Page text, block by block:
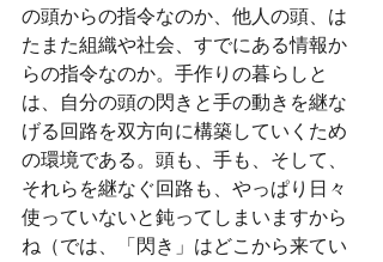
の頭からの指令なのか、他人の頭、は
たまた組織や社会、すでにある情報か
らの指令なのか。手作りの暮らしと
は、自分の頭の閃きと手の動きを継な
げる回路を双方向に構築していくため
の環境である。頭も、手も、そして、
それらを継なぐ回路も、やっぱり日々
使っていないと鈍ってしまいますから
ね（では、「閃き」はどこから来てい